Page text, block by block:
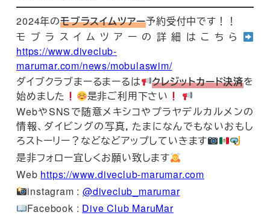
2024年のモブラスイムツアー予約受付中です！！
モブラスイムツアーの詳細はこちら
https://www.diveclub-
marumar.com/news/mobulaswim/
ダイブクラブまーるまーるは
クレジットカード決済を
始めました
是非ご利用下さい
WebやSNSで随意メキシコやプラヤデルカルメンの
情報、ダイビングの写真，たまになんでもないおもし
ろストーリー？などなどアップしていきます
是非フォロー宜しくお願い致します
Web https://www.diveclub-marumar.com
instagram :@diveclub_marumar
Facebook : Dive Club MaruMar